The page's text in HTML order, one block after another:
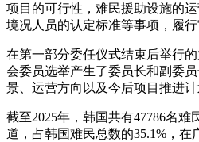
项目的可行性，难民援助设施的
境况人员的认定标准等事项，履行
在第一部分委任仪式结束后举行
会委员选举产生了委员长和副委
景、运营方向以及今后项目推进
截至2025年，韩国共有47786名难
道，占韩国难民总数的35.1%，